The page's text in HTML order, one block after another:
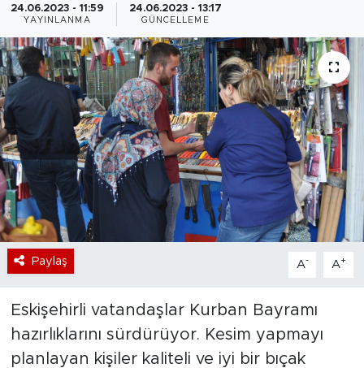
24.06.2023 - 11:59
YAYINLANMA
24.06.2023 - 13:17
GÜNCELLEME
Paylaş A- A+
Eskişehirli vatandaşlar Kurban Bayramı
hazırlıklarını sürdürüyor. Kesim yapmayı
planlayan kişiler kaliteli ve iyi bir bıçak
Sanat
Bölge
Teknoloji
Magazin
Dünya
Sektör